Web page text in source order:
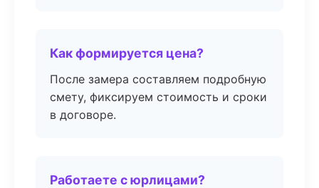
Как формируется цена?
После замера составляем подробную
смету, фиксируем стоимость и сроки
в договоре.
Работаете с юрлицами?